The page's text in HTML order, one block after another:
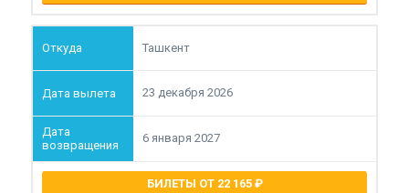
Ташкент
23 декабря 2026
6 января 2027
БИЛЕТЫ ОТ 22 165